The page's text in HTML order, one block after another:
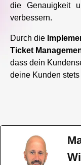
die Genauigkeit
verbessern.
Durch die
Ticket
dass dein
deine Kunden